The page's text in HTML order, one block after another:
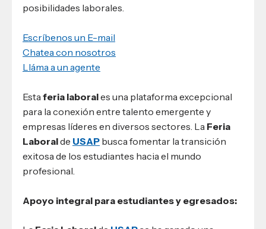
posibilidades laborales.
Escríbenos un E-mail
Chatea con nosotros
Lláma a un agente
Esta feria laborales una plataforma excepcional
para la conexión entre talento emergente y
empresas líderes en diversos sectores. La Feria
Laboralde USAP busca fomentar la transición
exitosa de los estudiantes hacia el mundo
profesional.
Apoyo integral para estudiantes y egresados: